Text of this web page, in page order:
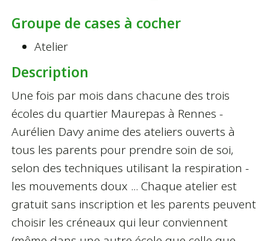
Groupe de cases à cocher
Atelier
Description
Une fois par mois dans chacune des trois
écoles du quartier Maurepas à Rennes -
Aurélien Davy anime des ateliers ouverts à
tous les parents pour prendre soin de soi,
selon des techniques utilisant la respiration -
les mouvements doux ... Chaque atelier est
gratuit sans inscription et les parents peuvent
choisir les créneaux qui leur conviennent